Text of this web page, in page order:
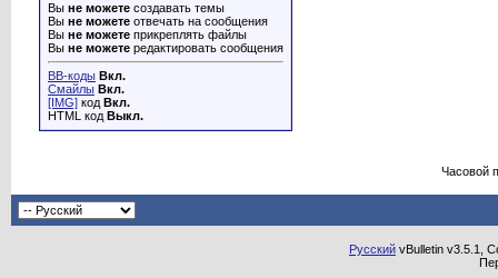
Вы не можете создавать темы
Вы не можете отвечать на сообщения
Вы не можете прикреплять файлы
Вы не можете редактировать сообщения
BB-коды Вкл.
Смайлы Вкл.
[IMG] код Вкл.
HTML код Выкл.
Часовой
Русский vBulletin v3.5.1,